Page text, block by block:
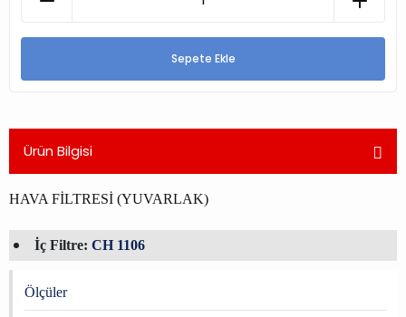
Sepete Ekle
Ürün Bilgisi
HAVA FİLTRESİ (YUVARLAK)
İç Filtre: CH 1106
Ölçüler